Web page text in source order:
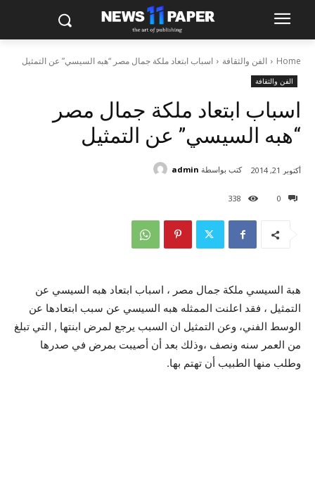
Home الفن والثقافة اسباب ابتعاد ملكة جمال مصر “هبه السيسي” عن التمثيل
الفن والثقافة
اسباب ابتعاد ملكة جمال مصر
“هبه السيسي” عن التمثيل
0
338
أكتوبر 21, 2014 كتب بواسطة admin
هبة السيسي ملكة جمال مصر ، اسباب ابتعاد هبه السيسي عن
التمثيل ، فقد اعلنت الممثله هبه السيسي عن سبب ابتعادها عن
الوسط الفني، وعن التمثيل ان السبب يرجع لمرض ابنتها , التي تبلغ
من العمر سنه ونصف ،وذلك بعد أن أصيبت بمرض في صدرها
وطلب منها الطبيب أن تهتم بها.